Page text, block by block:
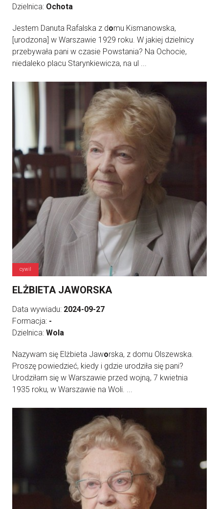
Dzielnica: Ochota
Jestem Danuta Rafalska z domu Kismanowska,
[urodzona] w Warszawie 1929 roku. W jakiej dzielnicy
przebywała pani w czasie Powstania? Na Ochocie,
niedaleko placu Starynkiewicza, na ul ...
cywil
ELŻBIETA JAWORSKA
Data wywiadu: 2024-09-27
Formacja: -
Dzielnica: Wola
Nazywam się Elżbieta Jaworska, z domu Olszewska.
Proszę powiedzieć, kiedy i gdzie urodziła się pani?
Urodziłam się w Warszawie przed wojną, 7 kwietnia
1935 roku, w Warszawie na Woli. ...